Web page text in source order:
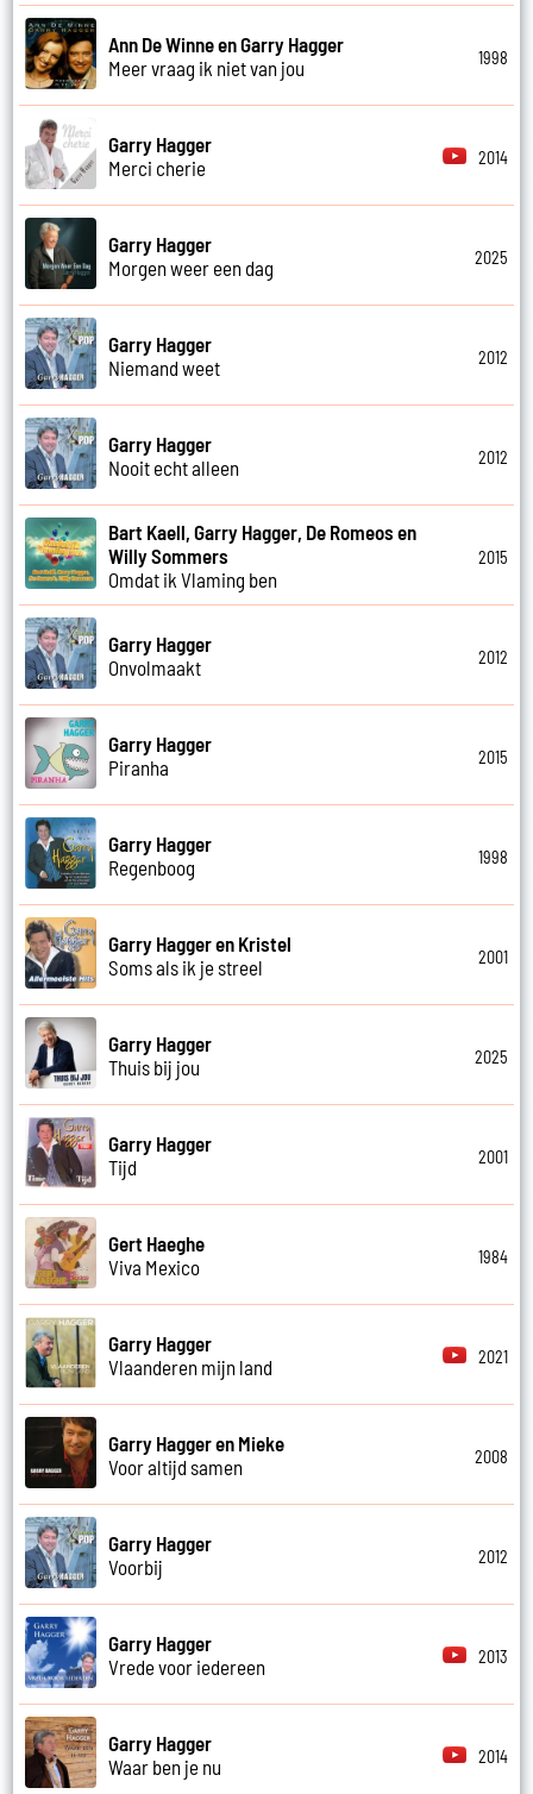
Ann De Winne en Garry Hagger
Meer vraag ik niet van jou
1998
Garry Hagger
Merci cherie
2014
Garry Hagger
Morgen weer een dag
2025
Garry Hagger
Niemand weet
2012
Garry Hagger
Nooit echt alleen
2012
Bart Kaell, Garry Hagger, De Romeos en
Willy Sommers
Omdat ik Vlaming ben
2015
Garry Hagger
Onvolmaakt
2012
Garry Hagger
Piranha
2015
Garry Hagger
Regenboog
1998
Garry Hagger en Kristel
Soms als ik je streel
2001
Garry Hagger
Thuis bij jou
2025
Garry Hagger
Tijd
2001
Gert Haeghe
Viva Mexico
1984
Garry Hagger
Vlaanderen mijn land
2021
Garry Hagger en Mieke
Voor altijd samen
2008
Garry Hagger
Voorbij
2012
Garry Hagger
Vrede voor iedereen
2013
Garry Hagger
Waar ben je nu
2014